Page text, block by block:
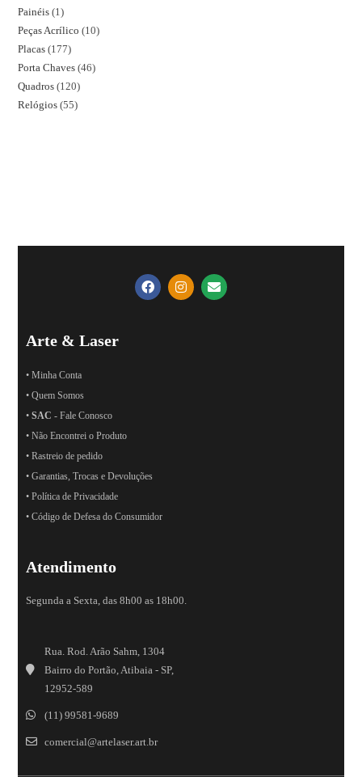
Painéis 1
Peças Acrílico 10
Placas 177
Porta Chaves 46
Quadros 120
Relógios 55
Arte & Laser
• Minha Conta
• Quem Somos
•SAC - Fale Conosco
• Não Encontrei o Produto
• Rastreio de pedido
• Garantias, Trocas e Devoluções
• Política de Privacidade
• Código de Defesa do Consumidor
Atendimento
Segunda a Sexta, das 8h00 as 18h00.
Rua. Rod. Arão Sahm, 1304
Bairro do Portão, Atibaia - SP,
12952-589
(11) 99581-9689
comercial@artelaser.art.br